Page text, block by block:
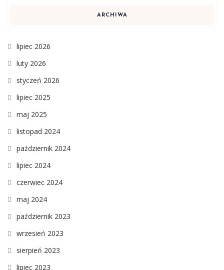
ARCHIWA
lipiec 2026
luty 2026
styczeń 2026
lipiec 2025
maj 2025
listopad 2024
październik 2024
lipiec 2024
czerwiec 2024
maj 2024
październik 2023
wrzesień 2023
sierpień 2023
lipiec 2023